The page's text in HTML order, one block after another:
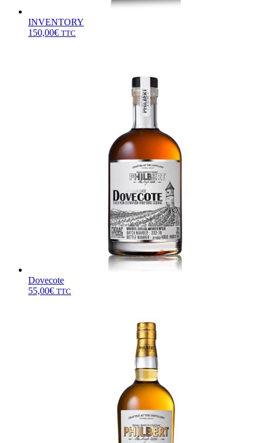
INVENTORY
150,00€ TTC
Dovecote
55,00€ TTC